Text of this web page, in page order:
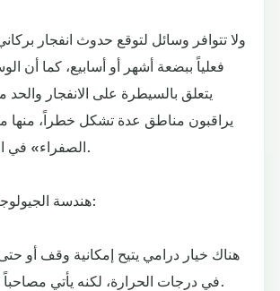
ولا تتوافر وسائل لتوقع حدوث انفجار
فعلياً ببضعة أشهر أو أسابيع، كما أن
يتعلق بالسيطرة على الانفجار والحد
يراقبون مناطق عدة تشكل خطراً، منها
الصفراء» في الولايات المتحدة.
8 - هندسة الجيولوجيا الشمسية:
هناك خيار درامي يتيح إمكانية وقف أو
في درجات الحرارة، لكنه يأتي مصاحباً لمخاطرة كبرى.